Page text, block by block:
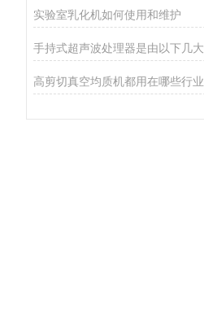
实验室乳化机如何使用和维护
高剪切真空均质机都用在哪些行业